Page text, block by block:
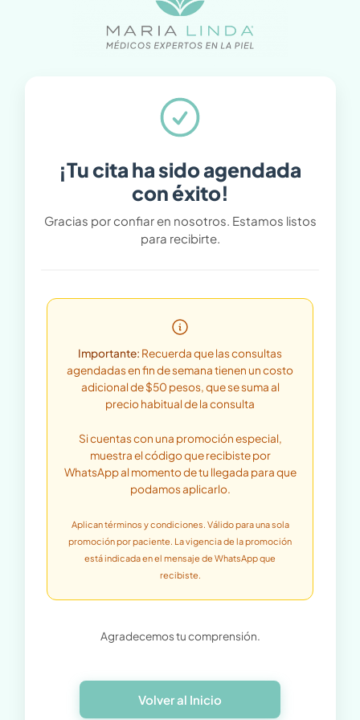
¡Tu cita ha sido agendada
con éxito!
Gracias por confiar en nosotros. Estamos listos
para recibirte.
Importante: Recuerda que las consultas
agendadas en fin de semana tienen un costo
adicional de $50 pesos, que se suma al
precio habitual de la consulta
Si cuentas con una promoción especial,
muestra el código que recibiste por
WhatsApp al momento de tu llegada para que
podamos aplicarlo.
​Aplican términos y condiciones. Válido para una sola
promoción por paciente. La vigencia de la promoción
está indicada en el mensaje de WhatsApp que
recibiste.
Agradecemos tu comprensión.
Volver al Inicio